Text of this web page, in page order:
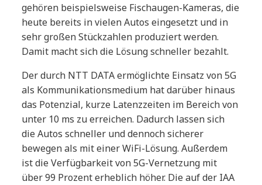
gehören beispielsweise Fischaugen-Kameras, die
heute bereits in vielen Autos eingesetzt und in
sehr großen Stückzahlen produziert werden.
Damit macht sich die Lösung schneller bezahlt.
Der durch NTT DATA ermöglichte Einsatz von 5G
als Kommunikationsmedium hat darüber hinaus
das Potenzial, kurze Latenzzeiten im Bereich von
unter 10 ms zu erreichen. Dadurch lassen sich
die Autos schneller und dennoch sicherer
bewegen als mit einer WiFi-Lösung. Außerdem
ist die Verfügbarkeit von 5G-Vernetzung mit
über 99 Prozent erheblich höher. Die auf der IAA